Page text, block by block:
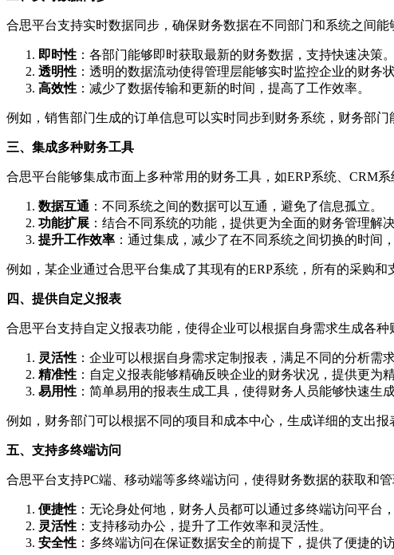
合思平台支持实时数据同步，确保财务数据在不同部门和系统之间
即时性 ：各部门能够即时获取最新的财务数据，支持快速决策。
透明性 ：透明的数据流动使得管理层能够实时监控企业的财务状
高效性 ：减少了数据传输和更新的时间，提高了工作效率。
例如，销售部门生成的订单信息可以实时同步到财务系统，财务部
三、集成多种财务工具
合思平台能够集成市面上多种常用的财务工具，如ERP系统、CRM
数据互通 ：不同系统之间的数据可以互通，避免了信息孤立。
功能扩展 ：结合不同系统的功能，提供更为全面的财务管理解决
提升工作效率 ：通过集成，减少了在不同系统之间切换的时间
例如，某企业通过合思平台集成了其现有的ERP系统，所有的采购
四、提供自定义报表
合思平台支持自定义报表功能，使得企业可以根据自身需求生成各种
灵活性 ：企业可以根据自身需求定制报表，满足不同的分析需求
精准性 ：自定义报表能够精确反映企业的财务状况，提供更为
易用性 ：简单易用的报表生成工具，使得财务人员能够快速生
例如，财务部门可以根据不同的项目和成本中心，生成详细的支出报
五、支持多终端访问
合思平台支持PC端、移动端等多终端访问，使得财务数据的获取和
便捷性 ：无论身处何地，财务人员都可以通过多终端访问平台
灵活性 ：支持移动办公，提升了工作效率和灵活性。
安全性 ：多终端访问在保证数据安全的前提下，提供了便捷的访